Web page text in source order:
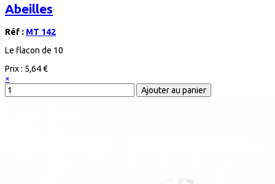
Abeilles
Réf : MT 142
Le flacon de 10
Prix : 5,64 €
×